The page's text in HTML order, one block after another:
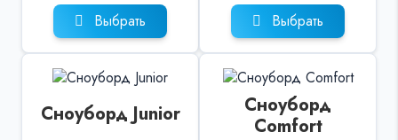
Выбрать Выбрать
Сноуборд Junior
Сноуборд
Comfort